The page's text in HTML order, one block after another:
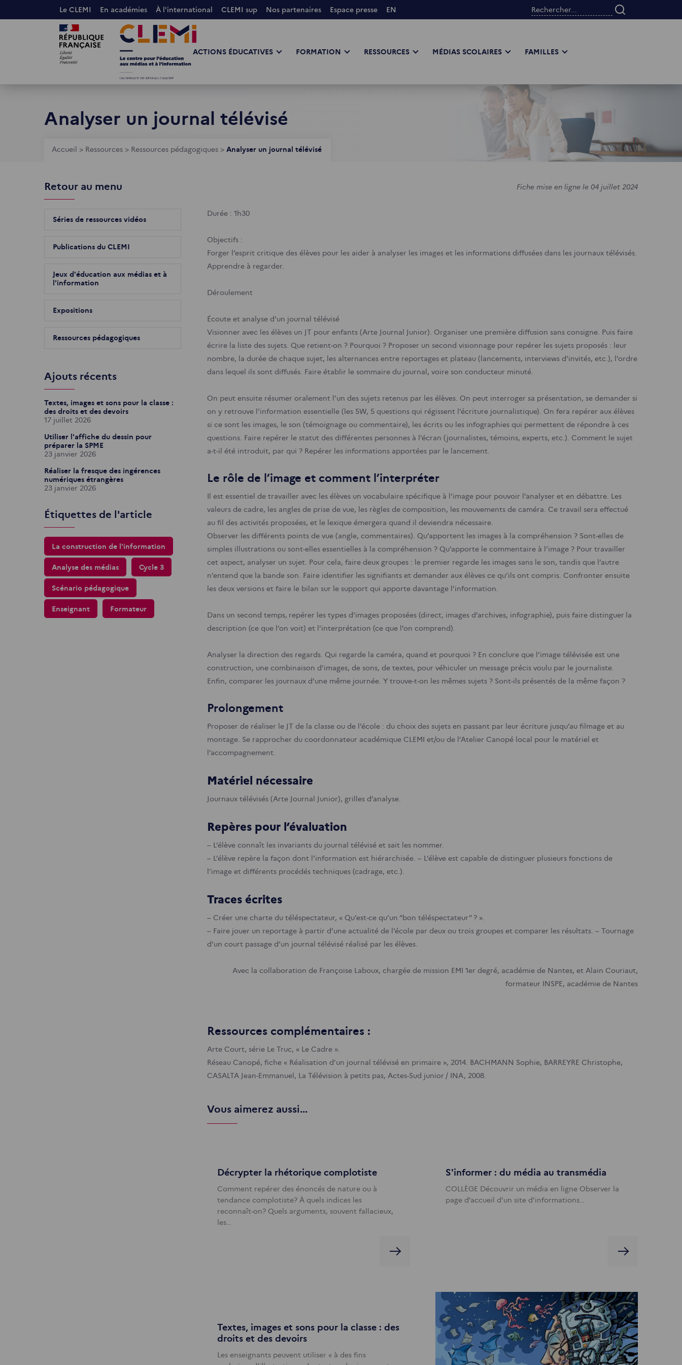
au
Le CLEMI En académies À l'international CLEMI sup Nos partenaires Espace presse EN Rechercher...
Images Images
ACTIONS ÉDUCATIVES FORMATION RESSOURCES MÉDIAS SCOLAIRES FAMILLES
Analyser un journal télévisé
Fil
Accueil > Ressources > Ressources pédagogiques > Analyser un journal télévisé
Fiche mise en ligne le 04 juillet 2024
Durée : 1h30
Objectifs :
Forger l’esprit critique des élèves pour les aider à analyser les images et les informations diffusées dans les journaux télévisés.
Apprendre à regarder.
Déroulement
Écoute et analyse d’un journal télévisé
Visionner avec les élèves un JT pour enfants (Arte Journal Junior). Organiser une première diffusion sans consigne. Puis faire
écrire la liste des sujets. Que retient-on ? Pourquoi ? Proposer un second visionnage pour repérer les sujets proposés : leur
nombre, la durée de chaque sujet, les alternances entre reportages et plateau (lancements, interviews d’invités, etc.), l’ordre
dans lequel ils sont diffusés. Faire établir le sommaire du journal, voire son conducteur minuté.
On peut ensuite résumer oralement l’un des sujets retenus par les élèves. On peut interroger sa présentation, se demander si
on y retrouve l’information essentielle (les 5W, 5 questions qui régissent l’écriture journalistique). On fera repérer aux élèves
si ce sont les images, le son (témoignage ou commentaire), les écrits ou les infographies qui permettent de répondre à ces
questions. Faire repérer le statut des différentes personnes à l’écran (journalistes, témoins, experts, etc.). Comment le sujet
a-t-il été introduit, par qui ? Repérer les informations apportées par le lancement.
Le rôle de l’image et comment l’interpréter
Il est essentiel de travailler avec les élèves un vocabulaire spécifique à l’image pour pouvoir l’analyser et en débattre. Les
valeurs de cadre, les angles de prise de vue, les règles de composition, les mouvements de caméra. Ce travail sera effectué
au fil des activités proposées, et le lexique émergera quand il deviendra nécessaire.
Observer les différents points de vue (angle, commentaires). Qu’apportent les images à la compréhension ? Sont-elles de
simples illustrations ou sont-elles essentielles à la compréhension ? Qu’apporte le commentaire à l’image ? Pour travailler
cet aspect, analyser un sujet. Pour cela, faire deux groupes : le premier regarde les images sans le son, tandis que l’autre
n’entend que la bande son. Faire identifier les signifiants et demander aux élèves ce qu’ils ont compris. Confronter ensuite
les deux versions et faire le bilan sur le support qui apporte davantage l’information.
Dans un second temps, repérer les types d’images proposées (direct, images d’archives, infographie), puis faire distinguer la
description (ce que l’on voit) et l’interprétation (ce que l’on comprend).
Analyser la direction des regards. Qui regarde la caméra, quand et pourquoi ? En conclure que l’image télévisée est une
construction, une combinaison d’images, de sons, de textes, pour véhiculer un message précis voulu par le journaliste.
Enfin, comparer les journaux d’une même journée. Y trouve-t-on les mêmes sujets ? Sont-ils présentés de la même façon ?
Prolongement
Proposer de réaliser le JT de la classe ou de l’école : du choix des sujets en passant par leur écriture jusqu’au filmage et au
montage. Se rapprocher du coordonnateur académique CLEMI et/ou de l’Atelier Canopé local pour le matériel et
l’accompagnement.
Matériel nécessaire
Journaux télévisés (Arte Journal Junior), grilles d’analyse.
Repères pour l’évaluation
– L’élève connaît les invariants du journal télévisé et sait les nommer.
– L’élève repère la façon dont l’information est hiérarchisée. – L’élève est capable de distinguer plusieurs fonctions de
l’image et différents procédés techniques (cadrage, etc.).
Traces écrites
– Créer une charte du téléspectateur, « Qu’est-ce qu’un “bon téléspectateur” ? ».
– Faire jouer un reportage à partir d’une actualité de l’école par deux ou trois groupes et comparer les résultats. – Tournage
d’un court passage d’un journal télévisé réalisé par les élèves.
Avec la collaboration de Françoise Laboux, chargée de mission EMI 1er degré, académie de Nantes, et Alain Couriaut,
formateur INSPE, académie de Nantes
Ressources complémentaires :
Arte Court, série Le Truc, « Le Cadre ».
Réseau Canopé, fiche « Réalisation d’un journal télévisé en primaire », 2014. BACHMANN Sophie, BARREYRE Christophe,
CASALTA Jean-Emmanuel, La Télévision à petits pas, Actes-Sud junior / INA, 2008.
Vous aimerez aussi...
Décrypter la rhétorique complotiste
Comment repérer des énoncés de nature ou à
tendance complotiste? À quels indices les
reconnaît-on? Quels arguments, souvent fallacieux,
les…
S'informer : du média au transmédia
COLLÈGE Découvrir un média en ligne Observer la
page d’accueil d’un site d’informations…
Textes, images et sons pour la classe : des
droits et des devoirs
Les enseignants peuvent utiliser « à des fins
Retour au menu
Séries de ressources vidéos
Publications du CLEMI
Jeux d'éducation aux médias et à
l'information
Expositions
Ressources pédagogiques
Ajouts récents
Textes, images et sons pour la classe :
des droits et des devoirs
17 juillet 2026
Utiliser l'affiche du dessin pour
préparer la SPME
23 janvier 2026
Réaliser la fresque des ingérences
numériques étrangères
23 janvier 2026
Étiquettes de l'article
La construction de l'information
Analyse des médias Cycle 3
Scénario pédagogique
Enseignant Formateur